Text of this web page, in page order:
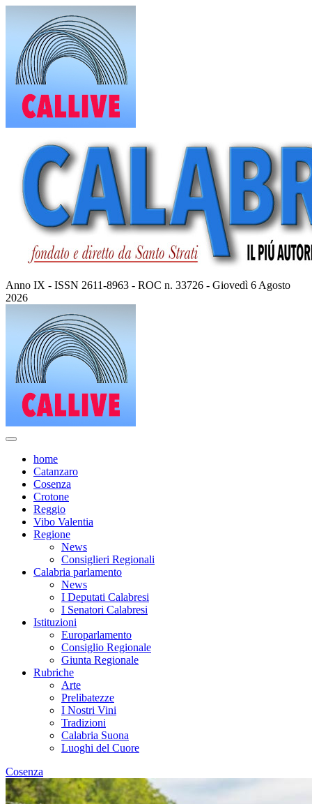
contenuto
Anno IX - ISSN 2611-8963 - ROC n. 33726 - Giovedì 6 Agosto
2026
home
Catanzaro
Cosenza
Crotone
Reggio
Vibo Valentia
Regione
News
Consiglieri Regionali
Calabria parlamento
News
I Deputati Calabresi
I Senatori Calabresi
Istituzioni
Europarlamento
Consiglio Regionale
Giunta Regionale
Rubriche
Arte
Prelibatezze
I Nostri Vini
Tradizioni
Calabria Suona
Luoghi del Cuore
Cosenza